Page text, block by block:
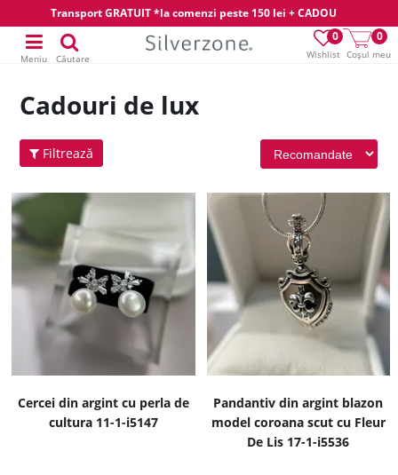
Transport GRATUIT *la comenzi peste 150 lei + CADOU
Wishlist
0
Coșul meu
0
Meniu Căutare
Cadouri de lux
Filtrează
Cercei din argint cu perla de
cultura 11-1-i5147
Pandantiv din argint blazon
model coroana scut cu Fleur
De Lis 17-1-i5536